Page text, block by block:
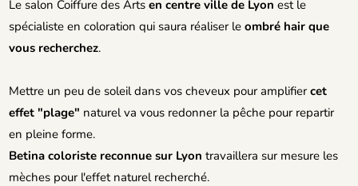
Le salon Coiffure des Artsen centre ville de Lyon est le
spécialiste en coloration qui saura réaliser leombré hair que
vous recherchez.
Mettre un peu de soleil dans vos cheveux pour amplifiercet
effet "plage" naturel va vous redonner la pêche pour repartir
en pleine forme.
Betina coloriste reconnue sur Lyon travaillera sur mesure les
mèches pour l'effet naturel recherché.